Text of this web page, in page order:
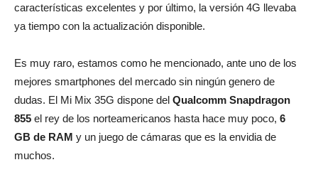
características excelentes y por último, la versión 4G llevaba
ya tiempo con la actualización disponible.
Es muy raro, estamos como he mencionado, ante uno de los
mejores smartphones del mercado sin ningún genero de
dudas. El Mi Mix 35G dispone del Qualcomm Snapdragon
855 el rey de los norteamericanos hasta hace muy poco, 6
GB de RAM y un juego de cámaras que es la envidia de
muchos.